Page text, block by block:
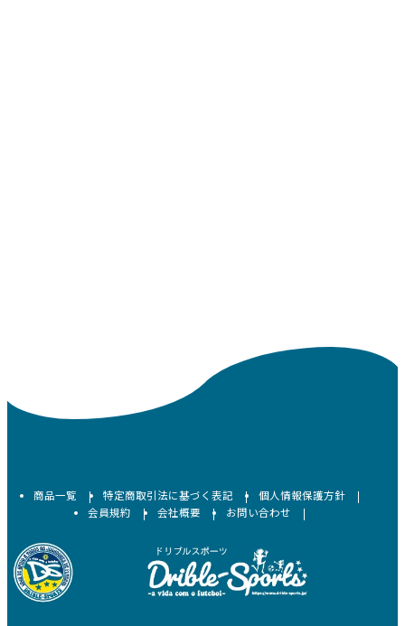
商品一覧 特定商取引法に基づく表記
個人情報保護方針
会員規約
会社概要 お問い合わせ